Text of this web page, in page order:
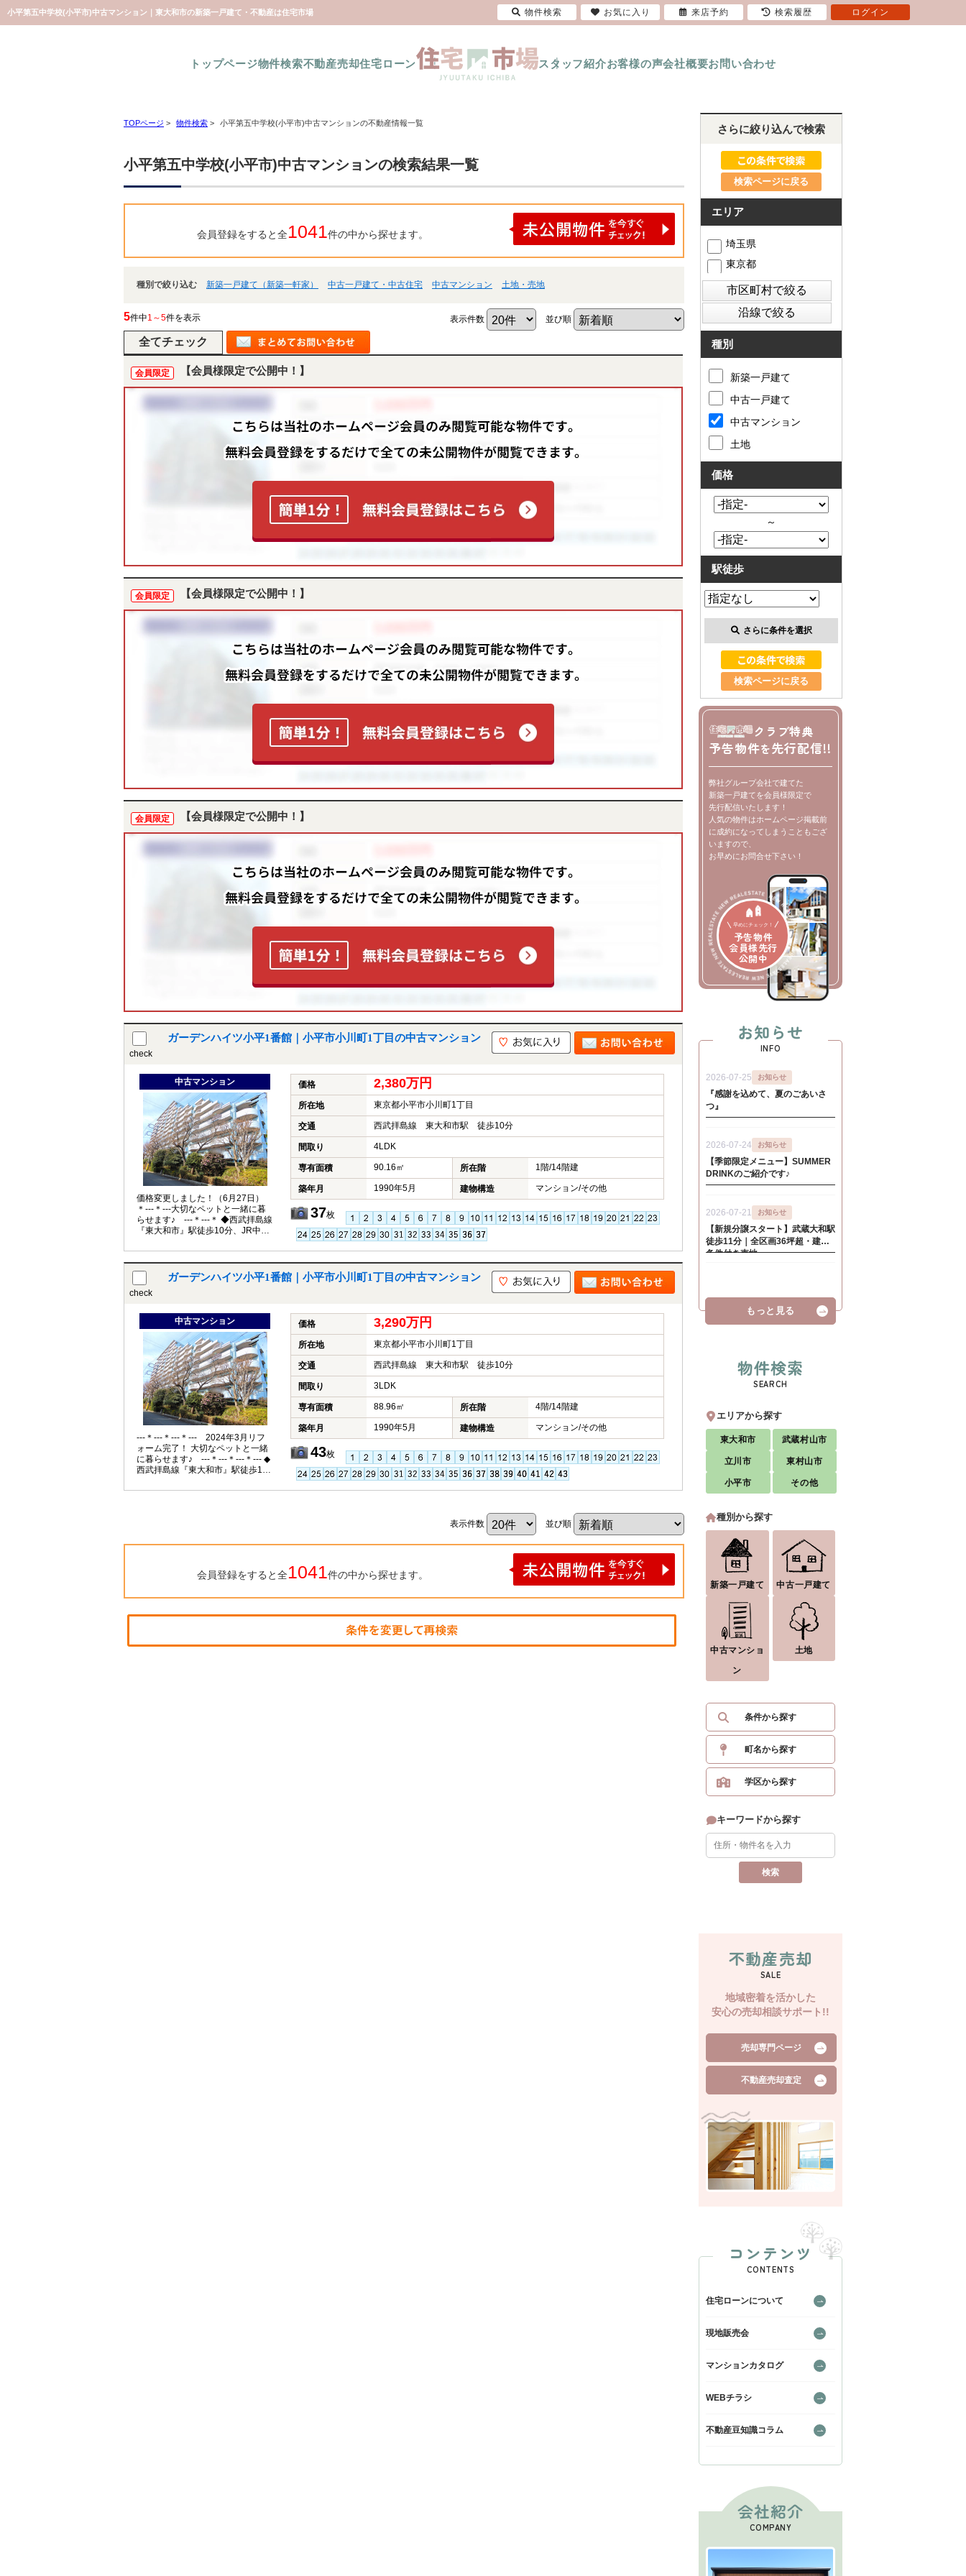
小平第五中学校(小平市)中古マンション｜東大和市の新築一戸建て・不動産は住宅市場
トップページ物件検索不動産売却住宅ローン スタッフ紹介お客様の声会社概要お問い合わせ
TOPページ > 物件検索 > 小平第五中学校(小平市)中古マンションの不動産情報一覧
小平第五中学校(小平市)中古マンションの検索結果一覧
会員登録をすると全1041件の中から探せます。
種別で絞り込む 新築一戸建て（新築一軒家） 中古一戸建て・中古住宅 中古マンション 土地・売地
5件中1～5件を表示 表示件数 並び順
会員限定 【会員様限定で公開中！】
会員限定 【会員様限定で公開中！】
会員限定 【会員様限定で公開中！】
check
ガーデンハイツ小平1番館｜小平市小川町1丁目の中古マンション
中古マンション
価格変更しました！（6月27日）
＊---＊---大切なペットと一緒に暮
らせます♪ ---＊---＊ ◆西武拝島線
『東大和市』駅徒歩10分、JR中央
可！最寄りバス停まで徒歩2分♪ ◇
南向き1階部分・専用庭付きの
4LDK！ ◆安心のオートロック！不
在時にも便利な宅配ボックス付
き！ ◇公園に囲まれた緑豊かな環
価格 2,380万円
所在地 東京都小平市小川町1丁目
交通 西武拝島線 東大和市駅 徒歩10分
間取り 4LDK
専有面積 90.16㎡ 所在階 1階/14階建
築年月 1990年5月 建物構造 マンション/その他
37枚
check
ガーデンハイツ小平1番館｜小平市小川町1丁目の中古マンション
中古マンション
---＊---＊---＊--- 2024年3月リフ
ォーム完了！ 大切なペットと一緒
に暮らせます♪ ---＊---＊---＊--- ◆
西武拝島線『東大和市』駅徒歩10
でアクセス可！最寄りバス停まで
利な宅配ボックス付き！
価格 3,290万円
所在地 東京都小平市小川町1丁目
交通 西武拝島線 東大和市駅 徒歩10分
間取り 3LDK
専有面積 88.96㎡ 所在階 4階/14階建
築年月 1990年5月 建物構造 マンション/その他
43枚
表示件数 並び順
会員登録をすると全1041件の中から探せます。
さらに絞り込んで検索
検索ページに戻る
エリア
埼玉県
東京都
種別
新築一戸建て
中古一戸建て
中古マンション
土地
価格
～
駅徒歩
さらに条件を選択
検索ページに戻る
クラブ特典
予告物件を先行配信!!
弊社グループ会社で建てた
新築一戸建てを会員様限定で
先行配信いたします！
人気の物件はホームページ掲載前
に成約になってしまうこともござ
いますので、
お早めにお問合せ下さい！
早めにチェック！
予告物件
会員様先行
公開中
お知らせ
INFO
もっと見る
物件検索
SEARCH
エリアから探す
東大和市 武蔵村山市
立川市 東村山市
小平市 その他
種別から探す
新築一戸建て 中古一戸建て
中古マンショ
ン
土地
条件から探す
町名から探す
学区から探す
キーワードから探す
不動産売却
SALE
地域密着を活かした
安心の売却相談サポート!!
売却専門ページ
不動産売却査定
コンテンツ
CONTENTS
住宅ローンについて
現地販売会
マンションカタログ
WEBチラシ
不動産豆知識コラム
会社紹介
COMPANY
物件検索 お気に入り 来店予約 検索履歴 ログイン